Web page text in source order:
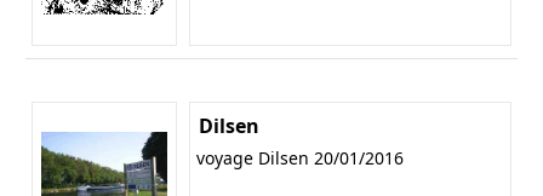
Dilsen
voyage Dilsen 20/01/2016